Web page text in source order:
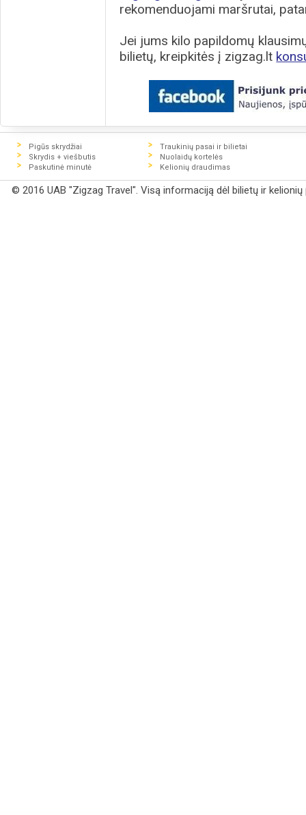
rekomenduojami maršrutai,
Jei jums kilo papildomų
bilietų, kreipkitės į zigzag.lt
Pigūs skrydžiai
Skrydis + viešbutis
Paskutinė minutė
Traukinių pasai ir bilietai
Nuolaidų kortelės
Kelionių draudimas
© 2016 UAB "Zigzag Travel". Visą informaciją dėl bilietų ir